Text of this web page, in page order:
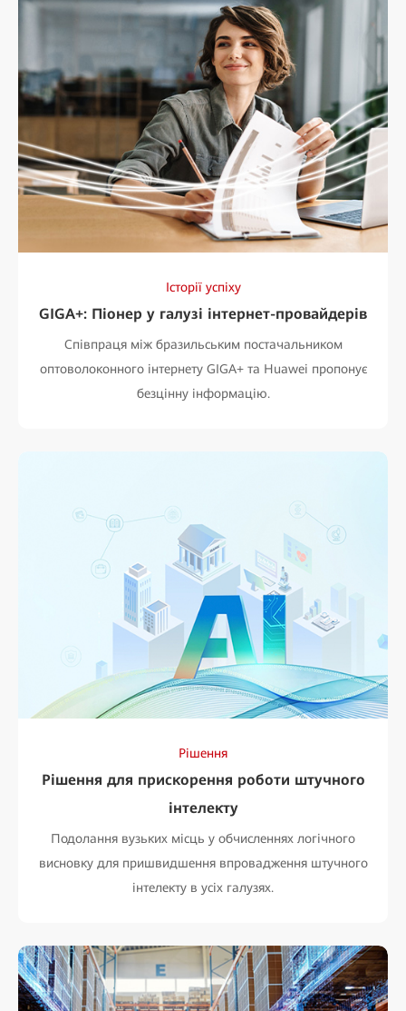
Історії успіху
GIGA+: Піонер у галузі інтернет-провайдерів
Співпраця між бразильським постачальником
оптоволоконного інтернету GIGA+ та Huawei пропонує
безцінну інформацію.
Рішення
Рішення для прискорення роботи штучного
інтелекту
Подолання вузьких місць у обчисленнях логічного
висновку для пришвидшення впровадження штучного
інтелекту в усіх галузях.